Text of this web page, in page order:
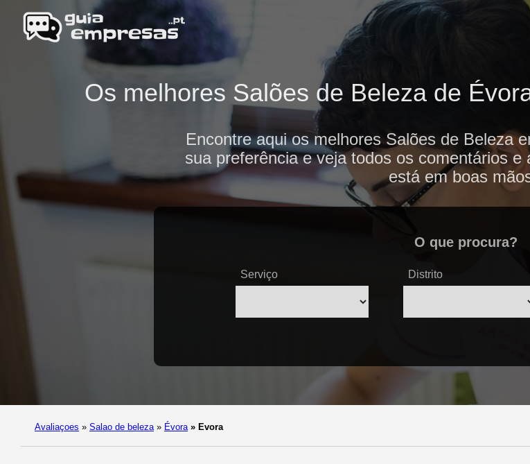
Os melhores Salões de Beleza de
Encontre aqui os melhores Salões de Beleza
sua preferência e veja todos os comentários
está em boas
O que procura?
Serviço Distrito
Avaliaçoes » Salao de beleza » Évora » Evora